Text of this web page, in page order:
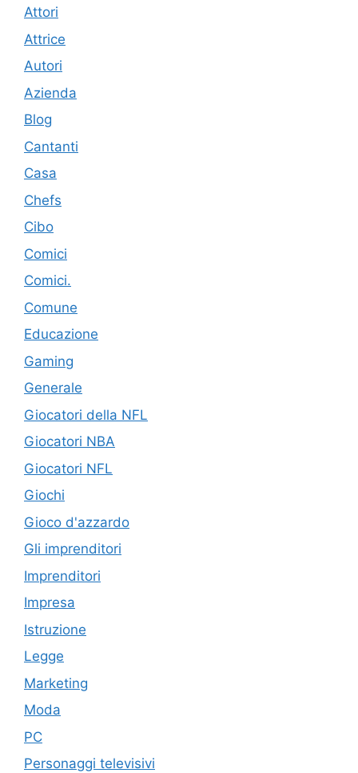
Attori
Attrice
Autori
Azienda
Blog
Cantanti
Casa
Chefs
Cibo
Comici
Comici.
Comune
Educazione
Gaming
Generale
Giocatori della NFL
Giocatori NBA
Giocatori NFL
Giochi
Gioco d'azzardo
Gli imprenditori
Imprenditori
Impresa
Istruzione
Legge
Marketing
Moda
PC
Personaggi televisivi